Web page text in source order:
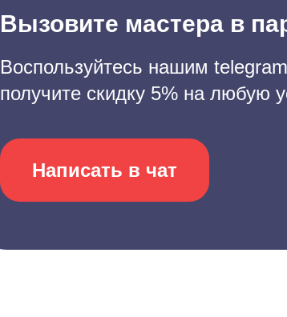
Вызовите мастера в
Воспользуйтесь нашим
получите скидку 5% на любую
Написать в чат